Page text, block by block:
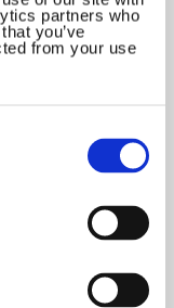
partners who
you’ve
from your use